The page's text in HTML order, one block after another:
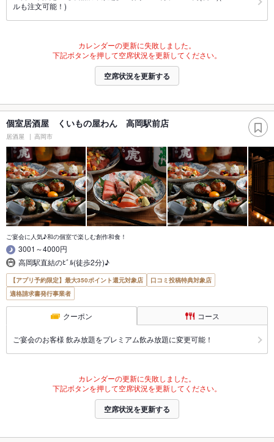
ルも注文可能！)
カレンダーの更新に失敗しました。
下記ボタンを押して空席状況を更新してください。
空席状況を更新する
個室居酒屋 くいもの屋わん 高岡駅前店
居酒屋 高岡市
ご宴会に人気♪和の個室で楽しむ創作和食！
3001～4000円
高岡駅直結のﾋﾞﾙ(徒歩2分)♪
【アプリ予約限定】最大350ポイント還元対象店
口コミ投稿特典対象店
適格請求書発行事業者
クーポン コース
ご宴会のお客様 飲み放題をプレミアム飲み放題に変更可能！
カレンダーの更新に失敗しました。
下記ボタンを押して空席状況を更新してください。
空席状況を更新する